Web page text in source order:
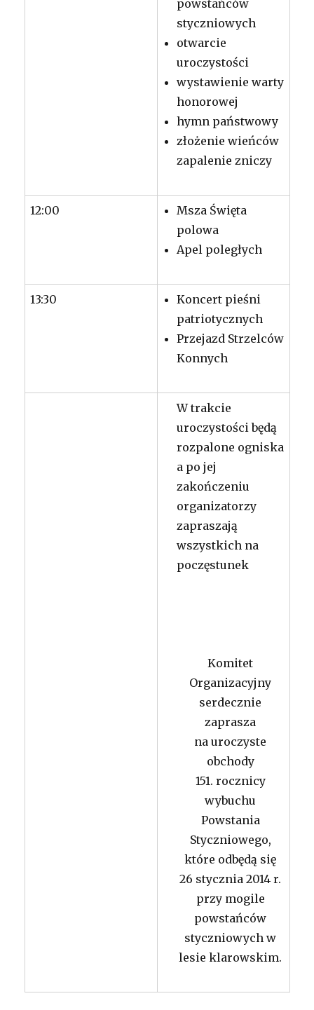
powstańców
styczniowych
otwarcie
uroczystości
wystawienie warty
honorowej
hymn państwowy
złożenie wieńców
zapalenie zniczy
12:00
Msza Święta
polowa
Apel poległych
13:30
Koncert pieśni
patriotycznych
Przejazd Strzelców
Konnych
W trakcie
uroczystości będą
rozpalone ogniska
a po jej
zakończeniu
organizatorzy
zapraszają
wszystkich na
poczęstunek
Komitet
Organizacyjny
serdecznie
zaprasza
na uroczyste
obchody
151. rocznicy
wybuchu
Powstania
Styczniowego,
które odbędą się
26 stycznia 2014 r.
przy mogile
powstańców
styczniowych w
lesie klarowskim.